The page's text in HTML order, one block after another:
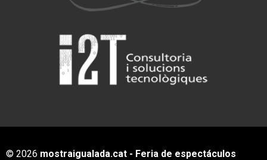
© 2026 mostraigualada.cat - Feria de espectáculos